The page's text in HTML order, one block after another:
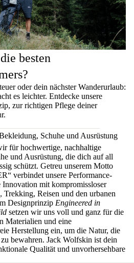
besten
oder dein nächster Wanderurlaub:
es leichter. Entdecke unsere
, zur richtigen Pflege deiner
Schuhe und Ausrüstung
für hochwertige, nachhaltige
und Ausrüstung, die dich auf all
schützt. Getreu unserem Motto
verbindet unsere Performance-
Innovation mit kompromissloser
Reisen und den urbanen
Designprinzip Engineered in
setzen wir uns voll und ganz für die
Materialien und eine
Herstellung ein, um die Natur, die
bewahren. Jack Wolfskin ist dein
Qualität und unvorhersehbare